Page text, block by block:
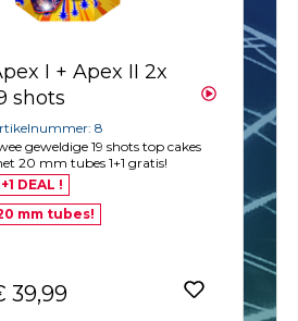
I + Apex II 2x
shots
8
geweldige 19 shots top cakes
20 mm tubes 1+1 gratis!
DEAL !
mm tubes!
39,99